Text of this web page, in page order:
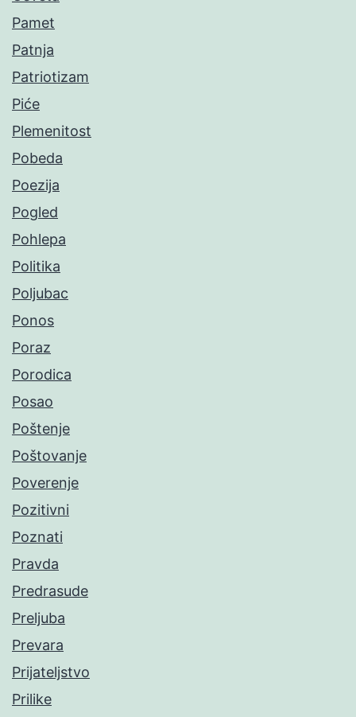
Pamet
Patnja
Patriotizam
Piće
Plemenitost
Pobeda
Poezija
Pogled
Pohlepa
Politika
Poljubac
Ponos
Poraz
Porodica
Posao
Poštenje
Poštovanje
Poverenje
Pozitivni
Poznati
Pravda
Predrasude
Preljuba
Prevara
Prijateljstvo
Prilike